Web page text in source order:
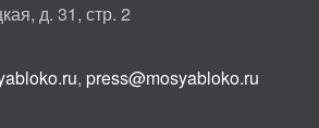
д. 31, стр. 2
, press@mosyabloko.ru